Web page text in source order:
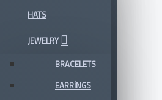
HATS
JEWELRY
BRACELETS
EARRINGS